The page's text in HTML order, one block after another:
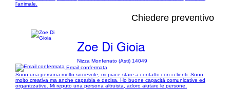
l'animale.
Chiedere preventivo
Zoe Di Gioia
Nizza Monferrato (Asti) 14049
Email confermata
Sono una persona molto socievole, mi piace stare a contatto con i clienti. Sono
molto creativa ma anche caparbia e decisa. Ho buone capacità comunicative ed
organizzative. Mi reputo una persona altruista, adoro aiutare le persone.